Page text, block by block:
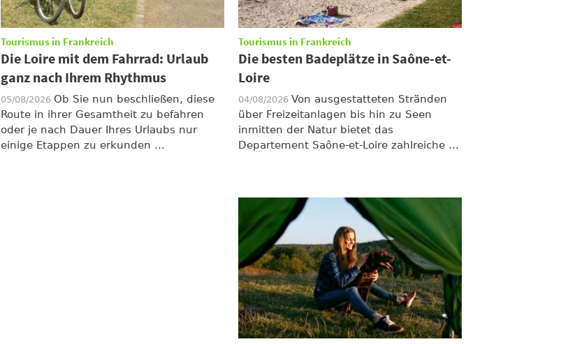
Tourismus in Frankreich
Die Loire mit dem Fahrrad: Urlaub
ganz nach Ihrem Rhythmus
05/08/2026 Ob Sie nun beschließen, diese
Route in ihrer Gesamtheit zu befahren
oder je nach Dauer Ihres Urlaubs nur
einige Etappen zu erkunden ...
Tourismus in Frankreich
Die besten Badeplätze in Saône-et-
Loire
04/08/2026 Von ausgestatteten Stränden
über Freizeitanlagen bis hin zu Seen
inmitten der Natur bietet das
Departement Saône-et-Loire zahlreiche ...